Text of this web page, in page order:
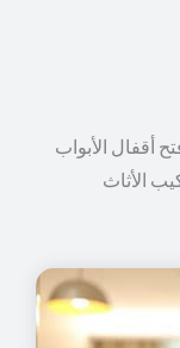
أقفال الأبواب